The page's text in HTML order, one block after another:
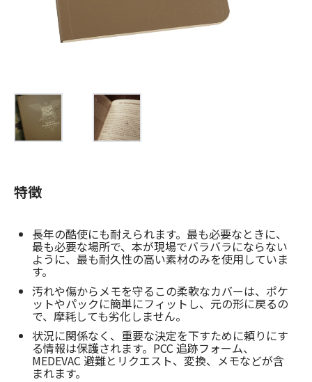
特徴
長年の酷使にも耐えられます。最も必要なときに、
最も必要な場所で、本が現場でバラバラにならない
ように、最も耐久性の高い素材のみを使用していま
す。
汚れや傷からメモを守るこの柔軟なカバーは、ポケ
ットやパックに簡単にフィットし、元の形に戻るの
で、摩耗しても劣化しません。
状況に関係なく、重要な決定を下すために頼りにす
る情報は保護されます。PCC 追跡フォーム、
MEDEVAC 避難とリクエスト、変換、メモなどが含
まれます。